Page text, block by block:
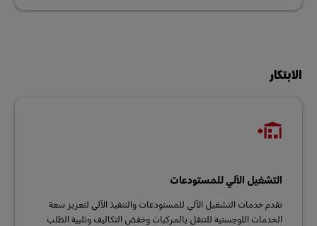
الابتكار
التشغيل الآلي للمستودعات
نقدم خدمات التشغيل الآلي للمستودعات والتنفيذ الآلي لتعزيز سعة
الخدمات اللوجستية للتنقل بالمركبات وخفض التكاليف وتلبية الطلب